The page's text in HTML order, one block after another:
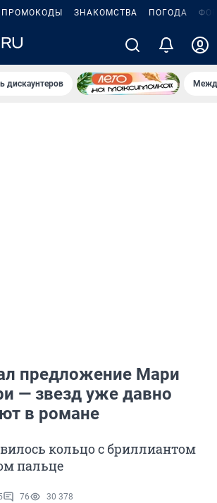
ПРОМОКОДЫ ЗНАКОМСТВА ПОГОДА
дискаунтеров
предложение Мари
— звезд уже давно
в романе
кольцо с бриллиантом
пальце
76 30 378